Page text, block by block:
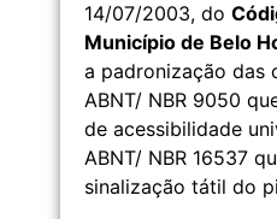
14/07/2003, do
Município de Belo
a padronização das
ABNT/ NBR 9050
de acessibilidade
ABNT/ NBR 16537
sinalização tátil do